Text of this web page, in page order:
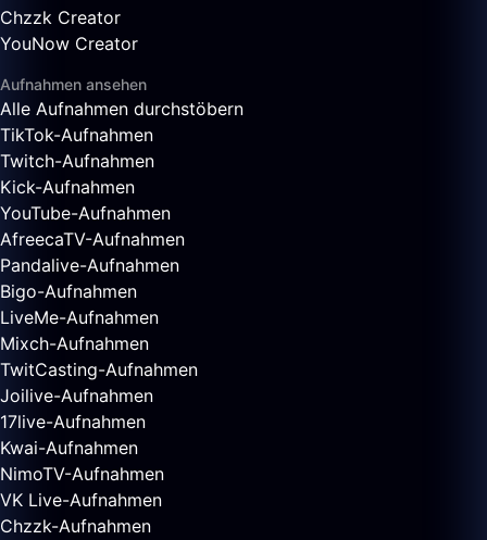
Chzzk Creator
YouNow Creator
Aufnahmen ansehen
Alle Aufnahmen durchstöbern
TikTok-Aufnahmen
Twitch-Aufnahmen
Kick-Aufnahmen
YouTube-Aufnahmen
AfreecaTV-Aufnahmen
Pandalive-Aufnahmen
Bigo-Aufnahmen
LiveMe-Aufnahmen
Mixch-Aufnahmen
TwitCasting-Aufnahmen
Joilive-Aufnahmen
17live-Aufnahmen
Kwai-Aufnahmen
NimoTV-Aufnahmen
VK Live-Aufnahmen
Chzzk-Aufnahmen